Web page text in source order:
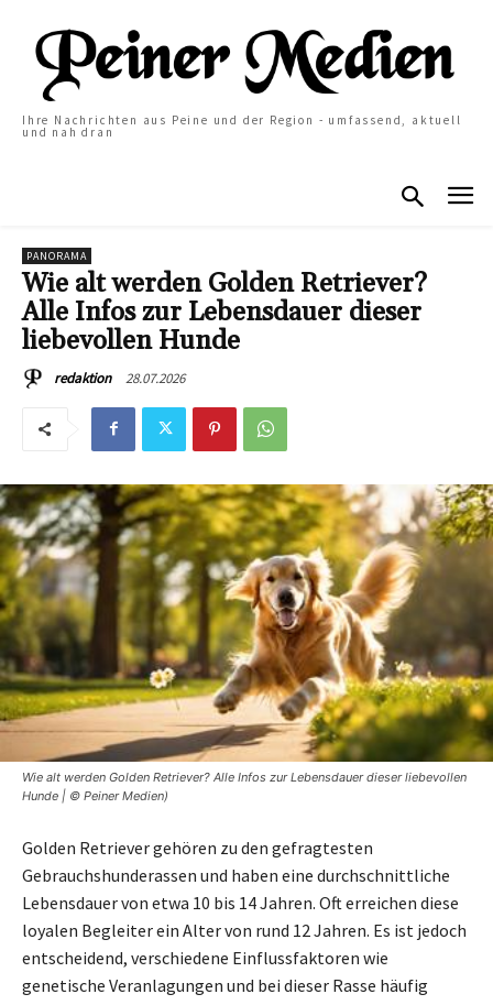
Ihre Nachrichten aus Peine und der Region - umfassend, aktuell
und nah dran
PANORAMA
Wie alt werden Golden Retriever?
Alle Infos zur Lebensdauer dieser
liebevollen Hunde
redaktion 28.07.2026
Wie alt werden Golden Retriever? Alle Infos zur Lebensdauer dieser liebevollen
Hunde | © Peiner Medien)
Golden Retriever gehören zu den gefragtesten
Gebrauchshunderassen und haben eine durchschnittliche
Lebensdauer von etwa 10 bis 14 Jahren. Oft erreichen diese
loyalen Begleiter ein Alter von rund 12 Jahren. Es ist jedoch
entscheidend, verschiedene Einflussfaktoren wie
genetische Veranlagungen und bei dieser Rasse häufig